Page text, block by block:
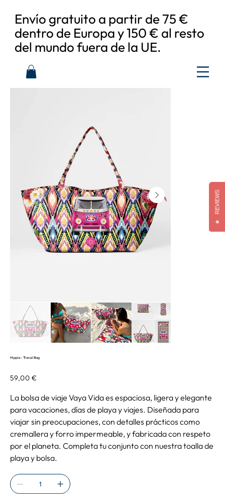
Envío gratuito a partir de 75 €
dentro de Europa y 150 € al resto
del mundo fuera de la UE.
Hippie - Travel Bag
Precio
59,00 €
La bolsa de viaje Vaya Vida es espaciosa, ligera y elegante
para vacaciones, días de playa y viajes. Diseñada para
viajar sin preocupaciones, con detalles prácticos como
cremallera y forro impermeable, y fabricada con respeto
por el planeta. Completa tu conjunto con nuestra toalla de
playa y bolsa.
★
REVIEWS